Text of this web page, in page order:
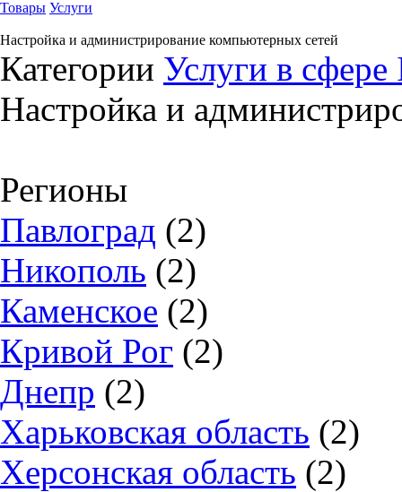
Товары Услуги
Настройка и администрирование компьютерных сетей
Категории Услуги в сфере
Настройка и
Регионы
Павлоград (2)
Никополь (2)
Каменское (2)
Кривой Рог (2)
Днепр (2)
Харьковская область (2)
Херсонская область (2)